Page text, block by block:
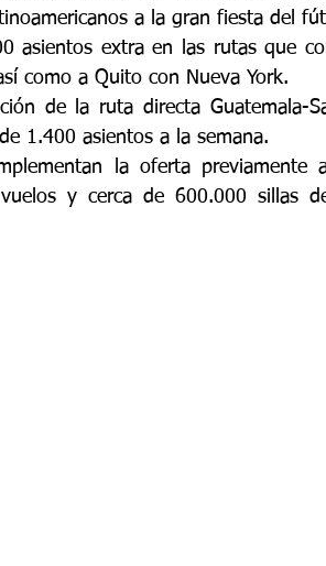
a la gran fiesta del
asientos extra en las rutas que
como a Quito con Nueva York.
de la ruta directa Guatemala-
1.400 asientos a la semana.
la oferta previamente
y cerca de 600.000 sillas